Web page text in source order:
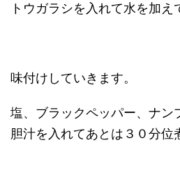
トウガラシを入れて水を加え
味付けしていきます。
塩、ブラックペッパー、ナン
胆汁を入れてあとは３０分位